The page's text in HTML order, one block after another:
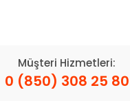
Müşteri Hizmetleri:
0 (850) 308 25 80